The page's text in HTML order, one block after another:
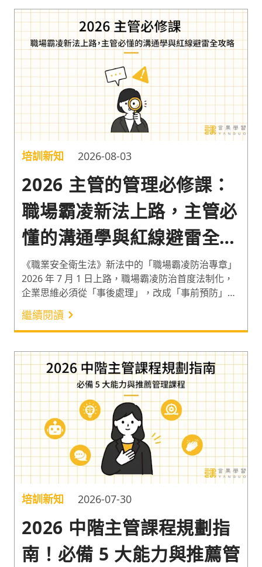
培訓新知 2026-08-03
2026 主管的管理必修課：
職場霸凌新法上路，主管必
懂的溝通學與紅線避雷全攻
略
《職業安全衛生法》新法中的「職場霸凌防治專章」
2026 年 7 月 1 日上路，職場霸凌防治首度法制化，
企業思維必須從「事後處理」，改成「事前預防」！
若職場霸凌事件並非來自制度缺失，而是源於不當的
管理方式，企業極需重視管理階層在溝通技巧、衝突
管理、情緒管理等管理能力。
繼續閱讀
培訓新知 2026-07-30
2026 中階主管課程規劃指
南！必備 5 大能力與推薦管